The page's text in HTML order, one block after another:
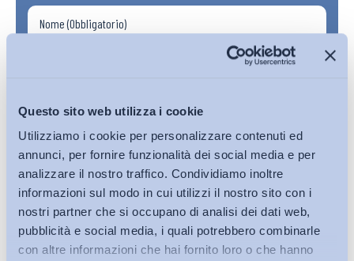
Questo sito web utilizza i cookie
Utilizziamo i cookie per personalizzare contenuti ed
annunci, per fornire funzionalità dei social media e per
analizzare il nostro traffico. Condividiamo inoltre
informazioni sul modo in cui utilizzi il nostro sito con i
nostri partner che si occupano di analisi dei dati web,
pubblicità e social media, i quali potrebbero combinarle
con altre informazioni che hai fornito loro o che hanno